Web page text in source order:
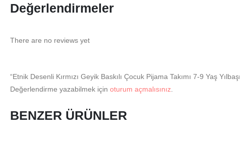
Değerlendirmeler
There are no reviews yet
“Etnik Desenli Kırmızı Geyik Baskılı Çocuk Pijama Takımı 7-9 Yaş
Değerlendirme yazabilmek için oturum açmalısınız
BENZER ÜRÜNLER